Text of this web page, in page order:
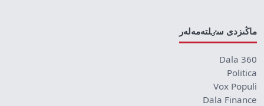
ماڭىزدى سٸلتەمەلەر
Dala 360
Politica
Vox Populi
Dala Finance